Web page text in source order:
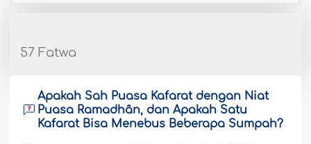
57 Fatwa
Apakah Sah Puasa Kafarat dengan Niat
Puasa Ramadhân, dan Apakah Satu
Kafarat Bisa Menebus Beberapa Sumpah?